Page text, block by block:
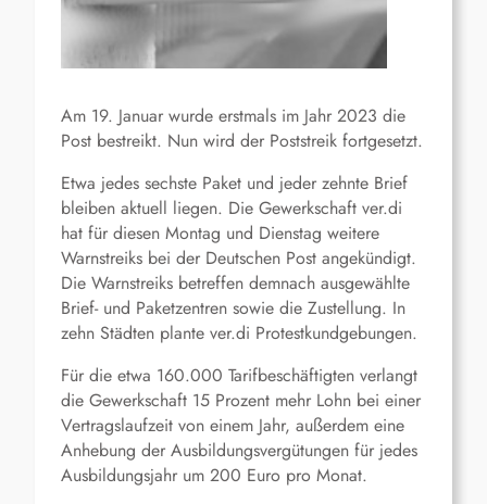
Am 19. Januar wurde erstmals im Jahr 2023 die
Post bestreikt. Nun wird der Poststreik fortgesetzt.
Etwa jedes sechste Paket und jeder zehnte Brief
bleiben aktuell liegen. Die Gewerkschaft ver.di
hat für diesen Montag und Dienstag weitere
Warnstreiks bei der Deutschen Post angekündigt.
Die Warnstreiks betreffen demnach ausgewählte
Brief- und Paketzentren sowie die Zustellung. In
zehn Städten plante ver.di Protestkundgebungen.
Für die etwa 160.000 Tarifbeschäftigten verlangt
die Gewerkschaft 15 Prozent mehr Lohn bei einer
Vertragslaufzeit von einem Jahr, außerdem eine
Anhebung der Ausbildungsvergütungen für jedes
Ausbildungsjahr um 200 Euro pro Monat.